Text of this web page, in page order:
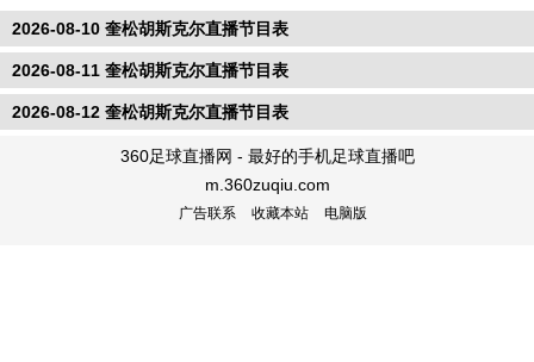
篮
2026-08-10 奎松胡斯克尔直播节目表
2026-08-11 奎松胡斯克尔直播节目表
2026-08-12 奎松胡斯克尔直播节目表
360足球直播网 - 最好的手机足球直播吧
m.360zuqiu.com
广告联系 收藏本站 电脑版